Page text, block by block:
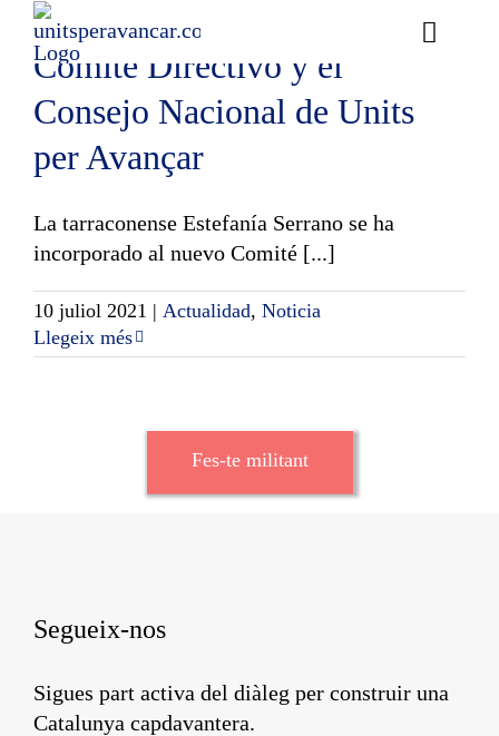
Skip
content
Toggle
…
y el Ebro ganan peso en el
Comité Directivo y el
Consejo Nacional de Units
per Avançar
La tarraconense Estefanía Serrano se ha
incorporado al nuevo Comité [...]
10 juliol 2021 | Actualidad, Noticia
Llegeix més
Fes-te militant
Segueix-nos
Sigues part activa del diàleg per construir una
Catalunya capdavantera.